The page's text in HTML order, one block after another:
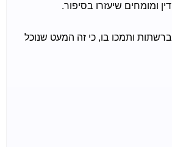
ומומחים שיעזרו בסיפור.
ותמכו בו, כי זה המעט שנוכל